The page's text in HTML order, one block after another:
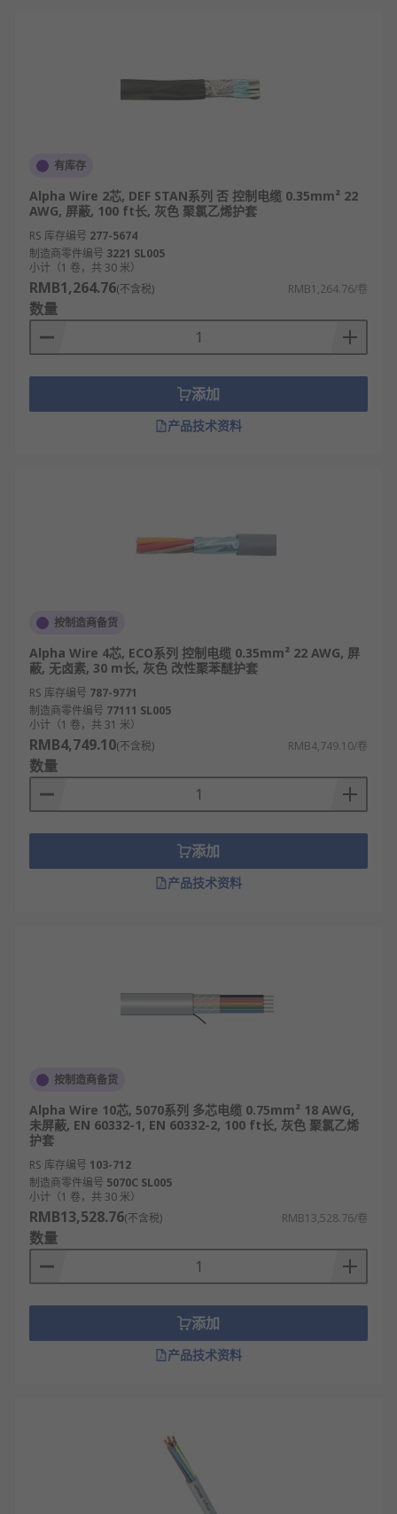
有库存
Alpha Wire 2芯, DEF STAN系列 否 控制电缆 0.35mm² 22
AWG, 屏蔽, 100 ft长, 灰色 聚氯乙烯护套
RS 库存编号 277-5674
制造商零件编号 3221 SL005
小计（1 卷，共 30 米）
RMB1,264.76(不含税) RMB1,264.76/卷
数量
添加
产品技术资料
按制造商备货
Alpha Wire 4芯, ECO系列 控制电缆 0.35mm² 22 AWG, 屏
蔽, 无卤素, 30 m长, 灰色 改性聚苯醚护套
RS 库存编号 787-9771
制造商零件编号 77111 SL005
小计（1 卷，共 31 米）
RMB4,749.10(不含税) RMB4,749.10/卷
数量
添加
产品技术资料
按制造商备货
Alpha Wire 10芯, 5070系列 多芯电缆 0.75mm² 18 AWG,
未屏蔽, EN 60332-1, EN 60332-2, 100 ft长, 灰色 聚氯乙烯
护套
RS 库存编号 103-712
制造商零件编号 5070C SL005
小计（1 卷，共 30 米）
RMB13,528.76(不含税) RMB13,528.76/卷
数量
添加
产品技术资料